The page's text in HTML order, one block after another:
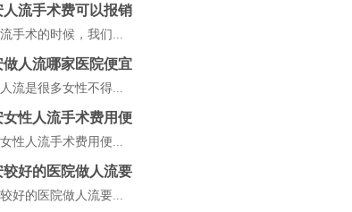
人流手术费可以报销
手术的时候，我们...
做人流哪家医院便宜
流是很多女性不得...
女性人流手术费用便
性人流手术费用便...
较好的医院做人流要
好的医院做人流要...